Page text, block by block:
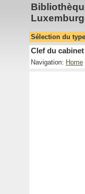
Sélection du
Clef du
Navigation: Home